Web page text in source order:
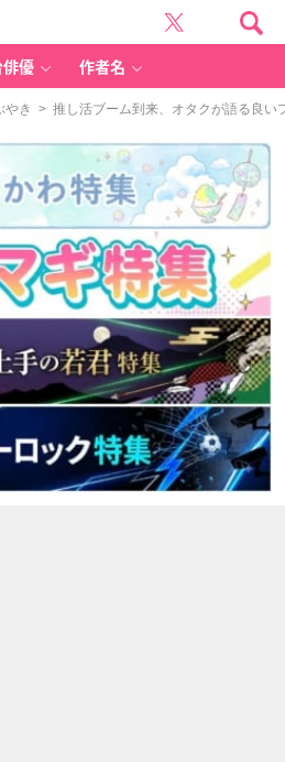
俳優 作者名
やき > 推し活ブーム到来、オタクが語る良い